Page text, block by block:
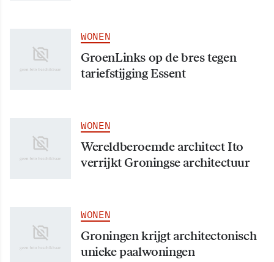
WONEN
GroenLinks op de bres tegen
tariefstijging Essent
WONEN
Wereldberoemde architect Ito
verrijkt Groningse architectuur
WONEN
Groningen krijgt architectonisch
unieke paalwoningen